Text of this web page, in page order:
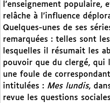
l’enseignement populaire,
relâche à l’influence
Quelques-unes de ses
remarquées : telles sont les
lesquelles il résumait les
pouvoir que du clergé, qui
une foule de
intitulées : Mes lundis,
revue les questions